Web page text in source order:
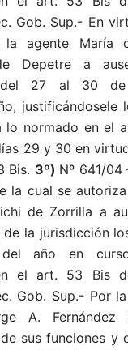
Gob. Sup.- En
la agente María
Depetre a
del 27 al 30 de
justificándosele
lo normado en el
29 y 30 en
Bis. 3º) Nº 641/04
la cual se
de Zorrilla a
la jurisdicción
del año en
el art. 53 Bis
Gob. Sup.- Por
A. Fernández
sus funciones y